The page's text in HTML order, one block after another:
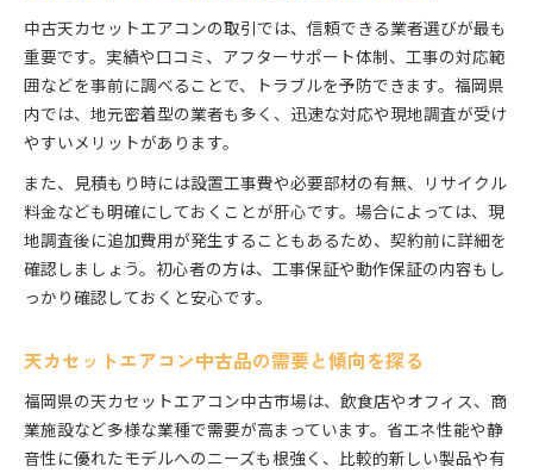
中古天カセットエアコンの取引では、信頼できる業者選びが最も
重要です。実績や口コミ、アフターサポート体制、工事の対応範
囲などを事前に調べることで、トラブルを予防できます。福岡県
内では、地元密着型の業者も多く、迅速な対応や現地調査が受け
やすいメリットがあります。
また、見積もり時には設置工事費や必要部材の有無、リサイクル
料金なども明確にしておくことが肝心です。場合によっては、現
地調査後に追加費用が発生することもあるため、契約前に詳細を
確認しましょう。初心者の方は、工事保証や動作保証の内容もし
っかり確認しておくと安心です。
天カセットエアコン中古品の需要と傾向を探る
福岡県の天カセットエアコン中古市場は、飲食店やオフィス、商
業施設など多様な業種で需要が高まっています。省エネ性能や静
音性に優れたモデルへのニーズも根強く、比較的新しい製品や有